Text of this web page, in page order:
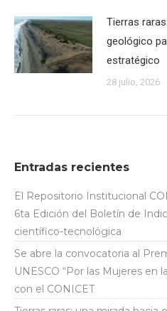
Tierras
geológico
estratégico
28 julio, 2026
Entradas recientes
El Repositorio Institucional
6ta Edición del Boletín de
científico-tecnológica
Se abre la convocatoria al
UNESCO “Por las Mujeres en
con el CONICET